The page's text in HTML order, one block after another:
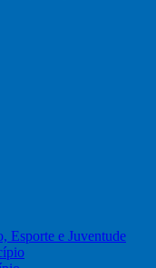
Esporte e Juventude